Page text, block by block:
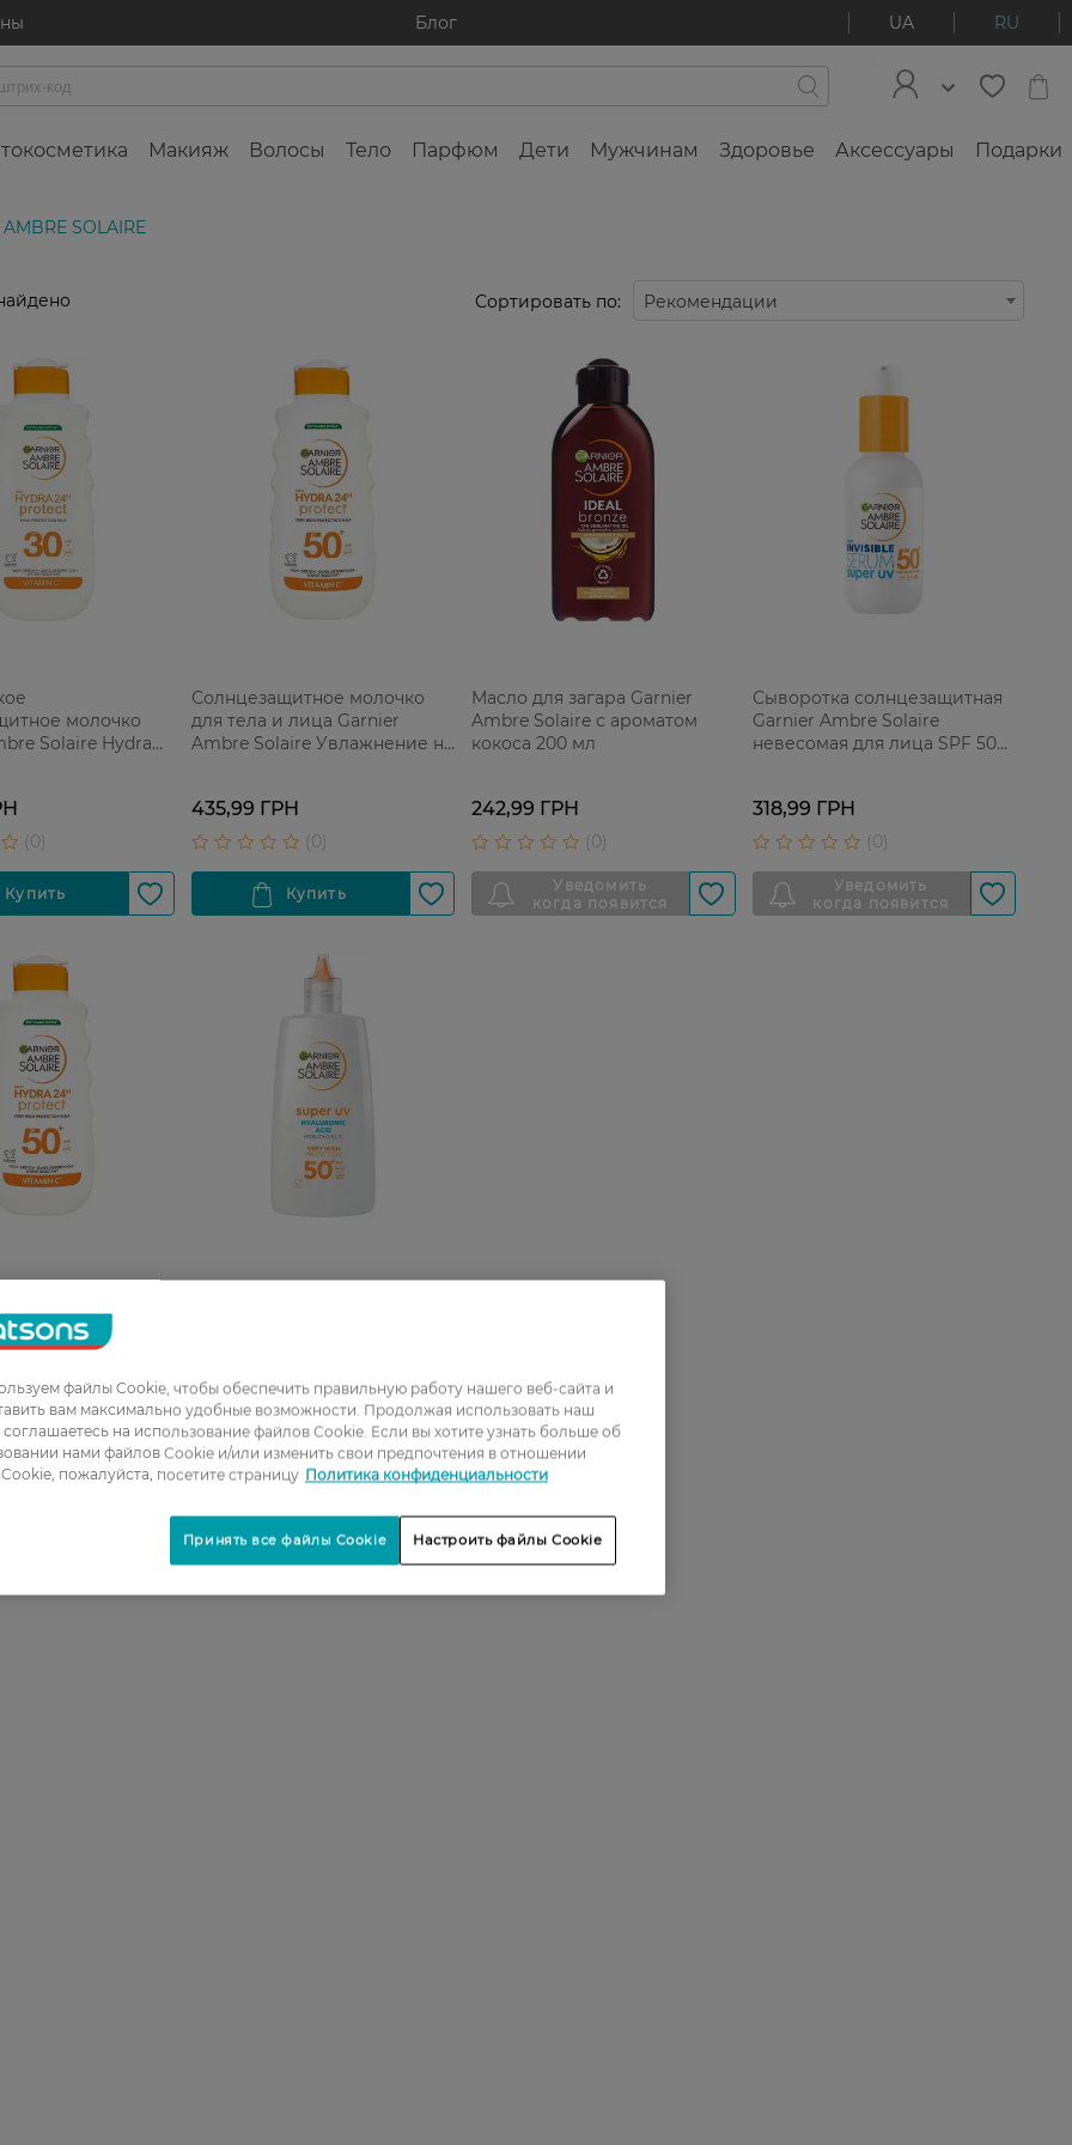
Блог UA RU
Макияж Волосы Тело Парфюм Дети Мужчинам Здоровье Аксессуары Подарки
SOLAIRE
Сортировать по: Рекомендации
молочко
Solaire Hydra
Солнцезащитное молочко
для тела и лица Garnier
Ambre Solaire Увлажнение на
435,99 ГРН
Масло для загара Garnier
Ambre Solaire с ароматом
кокоса 200 мл
242,99 ГРН
Сыворотка солнцезащитная
Garnier Ambre Solaire
невесомая для лица SPF 50+
318,99 ГРН
молочко для
и лица Garnier
С SPF 50+
40 мл
435,99 ГРН
файлы Cookie, чтобы обеспечить правильную работу нашего веб-сайта и
вам максимально удобные возможности. Продолжая использовать наш
соглашаетесь на использование файлов Cookie. Если вы хотите узнать больше об
нами файлов Cookie и/или изменить свои предпочтения в отношении
пожалуйста, посетите страницу Политика конфиденциальности
Настроить файлы Cookie
Принять все файлы Cookie